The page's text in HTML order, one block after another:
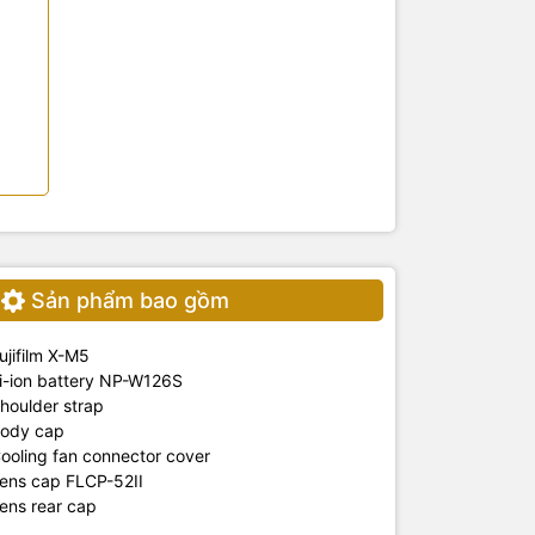
Sản phẩm bao gồm
X-M5
ion battery NP-W126S
strap
cap
fan connector cover
cap FLCP-52II
rear cap